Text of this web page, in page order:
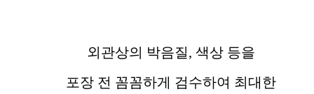
외관상의 박음질, 색상 등을
포장 전 꼼꼼하게 검수하여 최대한